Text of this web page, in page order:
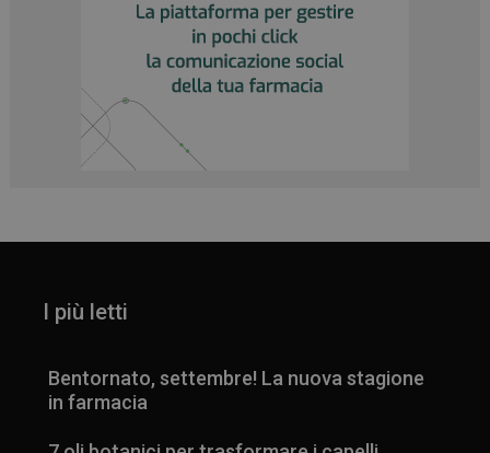
I più letti
Bentornato, settembre! La nuova stagione
in farmacia